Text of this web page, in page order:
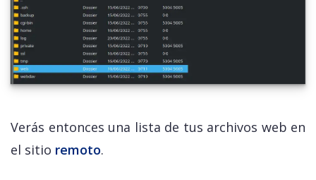
Verás entonces una lista de tus archivos web en
el sitio remoto.